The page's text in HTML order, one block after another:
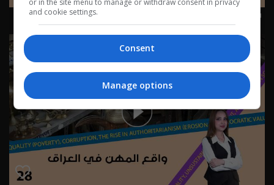
سوق الجمعة...سوق شعبي تقليدي! - حلقة ٢٩ | الموسم 6
or in the site menu to manage or withdraw consent in privacy
and cookie settings.
Consent
Manage options